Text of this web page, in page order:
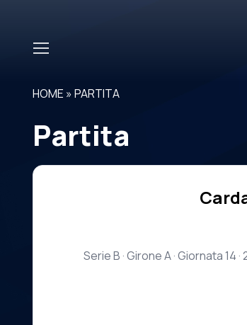
HOME »PARTITA
Partita
Serie B · Girone A · Giornata